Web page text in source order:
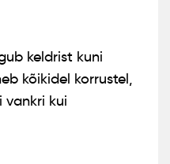
keldrist kuni
kõikidel korrustel,
vankri kui